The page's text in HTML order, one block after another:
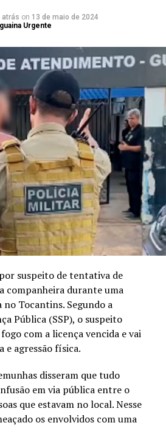
atrás on 13 de maio de 2024
Urgente
suspeito de tentativa de
companheira durante uma
no Tocantins. Segundo a
Pública (SSP), o suspeito
com a licença vencida e vai
e agressão física.
disseram que tudo
em via pública entre o
que estavam no local. Nesse
os envolvidos com uma